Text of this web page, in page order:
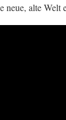
neue, alte Welt